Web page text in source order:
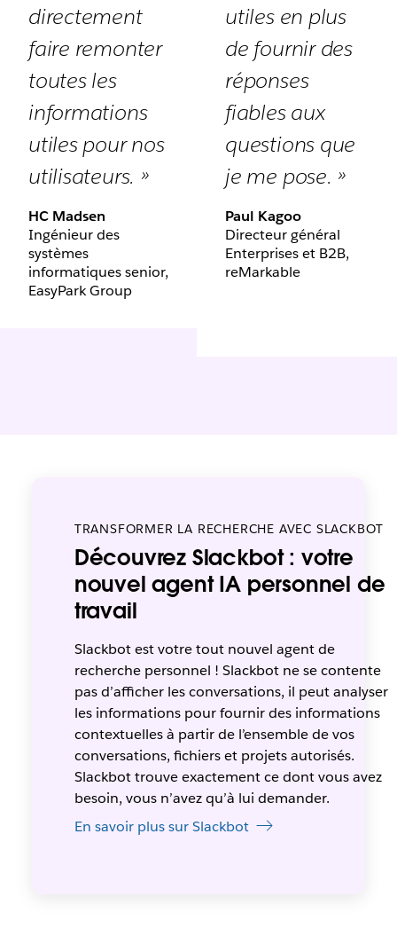
directement
faire remonter
toutes les
informations
utiles pour nos
utilisateurs. »
HC Madsen
Ingénieur des
systèmes
informatiques senior,
EasyPark Group
utiles en plus
de fournir des
réponses
fiables aux
questions que
je me pose. »
Paul Kagoo
Directeur général
Enterprises et B2B,
reMarkable
TRANSFORMER LA RECHERCHE AVEC SLACKBOT
Découvrez Slackbot : votre
nouvel agent IA personnel de
travail
Slackbot est votre tout nouvel agent de
recherche personnel ! Slackbot ne se contente
pas d’afficher les conversations, il peut analyser
les informations pour fournir des informations
contextuelles à partir de l’ensemble de vos
conversations, fichiers et projets autorisés.
Slackbot trouve exactement ce dont vous avez
besoin, vous n’avez qu’à lui demander.
En savoir plus sur Slackbot